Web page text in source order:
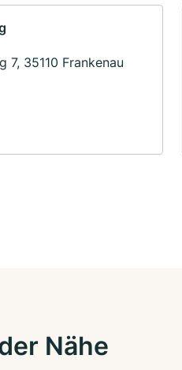
7, 35110 Frankenau
Nähe